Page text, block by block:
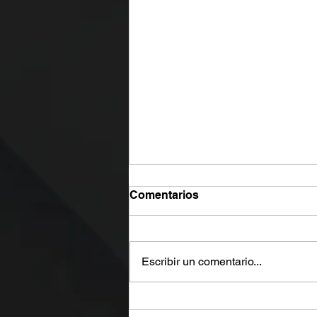
Comentarios
Escribir un comentario...